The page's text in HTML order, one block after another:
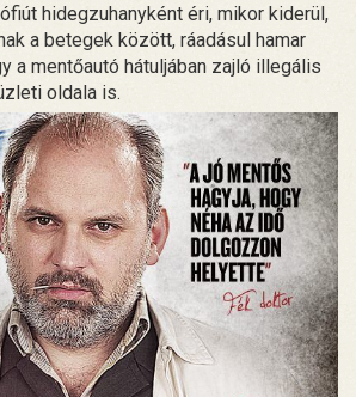
hidegzuhanyként éri, mikor kiderül,
a betegek között, ráadásul hamar
a mentőautó hátuljában zajló illegális
oldala is.